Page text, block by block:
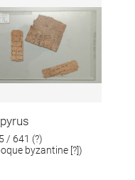
/ 641 (?)
byzantine [?])